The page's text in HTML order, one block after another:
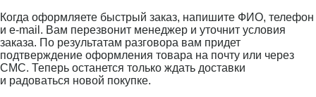
Когда оформляете быстрый заказ, напишите ФИО, телефон
и e-mail. Вам перезвонит менеджер и уточнит условия
заказа. По результатам разговора вам придет
подтверждение оформления товара на почту или через
СМС. Теперь останется только ждать доставки
и радоваться новой покупке.